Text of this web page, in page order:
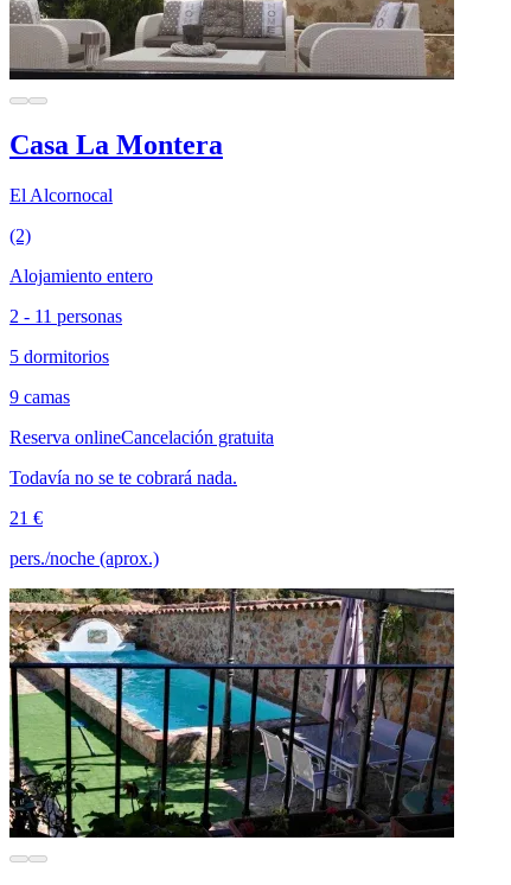
Casa La Montera
El Alcornocal
(2)
Alojamiento entero
2 - 11 personas
5 dormitorios
9 camas
Reserva onlineCancelación gratuita
Todavía no se te cobrará nada.
21 €
pers./noche (aprox.)